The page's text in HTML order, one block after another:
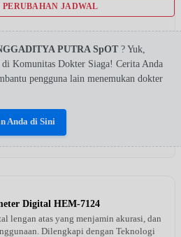
JADWAL
PUTRA SpOT ? Yuk,
di Komunitas Dokter Siaga! Cerita Anda
pengguna lain menemukan dokter
Anda di Sini
Digital HEM-7124
lengan atas yang menjamin akurasi, dan
Dilengkapi dengan Teknologi